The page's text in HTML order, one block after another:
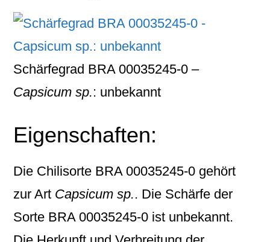
Schärfegrad BRA 00035245-0 –
Capsicum sp.: unbekannt
Eigenschaften:
Die Chilisorte BRA 00035245-0 gehört
zur Art Capsicum sp.. Die Schärfe der
Sorte BRA 00035245-0 ist unbekannt.